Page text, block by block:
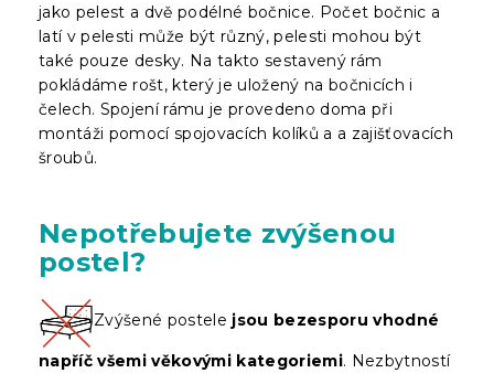
jako pelest a dvě podélné bočnice. Počet bočnic a
latí v pelesti může být různý, pelesti mohou být
také pouze desky. Na takto sestavený rám
pokládáme rošt, který je uložený na bočnicích i
čelech. Spojení rámu je provedeno doma při
montáži pomocí spojovacích kolíků a a zajišťovacích
šroubů.
Nepotřebujete zvýšenou
postel?
Zvýšené postele jsou bezesporu vhodné
napříč všemi věkovými kategoriemi. Nezbytností